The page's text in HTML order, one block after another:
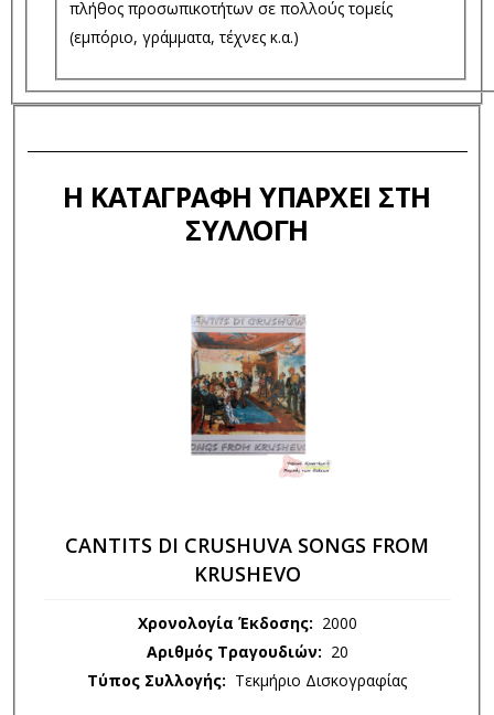
πλήθος προσωπικοτήτων σε πολλούς τομείς
(εμπόριο, γράμματα, τέχνες κ.α.)
Η ΚΑΤΑΓΡΑΦΉ ΥΠΆΡΧΕΙ ΣΤΗ
ΣΥΛΛΟΓΉ
CANTITS DI CRUSHUVA SONGS FROM
KRUSHEVO
Χρονολογία Έκδοσης: 2000
Αριθμός Τραγουδιών: 20
Τύπος Συλλογής: Τεκμήριο Δισκογραφίας